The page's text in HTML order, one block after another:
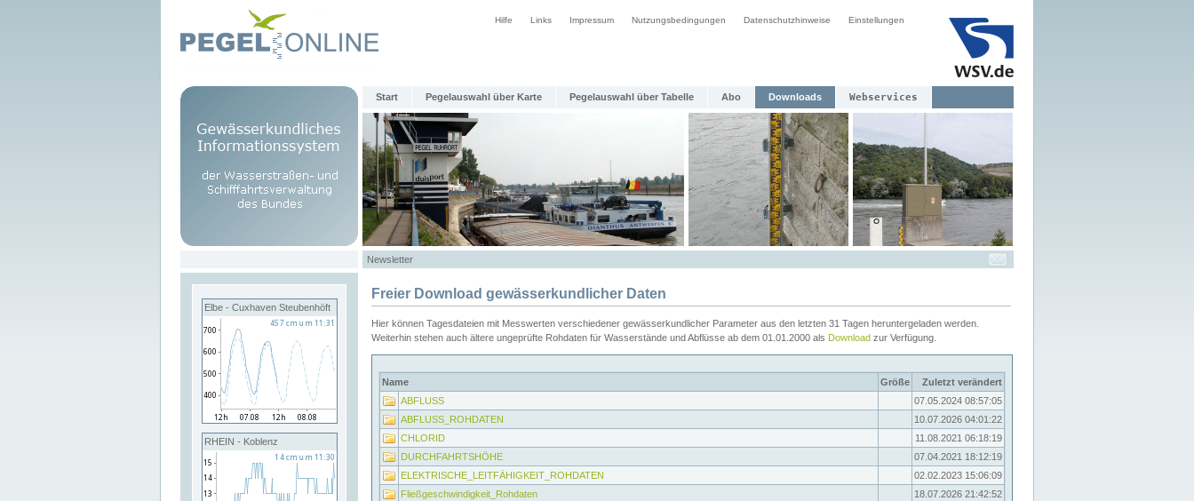
Hilfe Links Impressum Nutzungsbedingungen Datenschutzhinweise Einstellungen
Start Pegelauswahl über Karte Pegelauswahl über Tabelle Abo Downloads Webservices
Newsletter
Elbe - Cuxhaven Steubenhöft
RHEIN - Koblenz
Freier Download gewässerkundlicher Daten
Hier können Tagesdateien mit Messwerten verschiedener gewässerkundlicher Parameter aus den letzten 31 Tagen heruntergeladen werden.
Weiterhin stehen auch ältere ungeprüfte Rohdaten für Wasserstände und Abflüsse ab dem 01.01.2000 als Download zur Verfügung.
Name Größe
Zuletzt verändert
ABFLUSS
07.05.2024 08:57:05
ABFLUSS_ROHDATEN
10.07.2026 04:01:22
CHLORID
11.08.2021 06:18:19
DURCHFAHRTSHÖHE
07.04.2021 18:12:19
ELEKTRISCHE_LEITFÄHIGKEIT_ROHDATEN
02.02.2023 15:06:09
Fließgeschwindigkeit_Rohdaten
18.07.2026 21:42:52